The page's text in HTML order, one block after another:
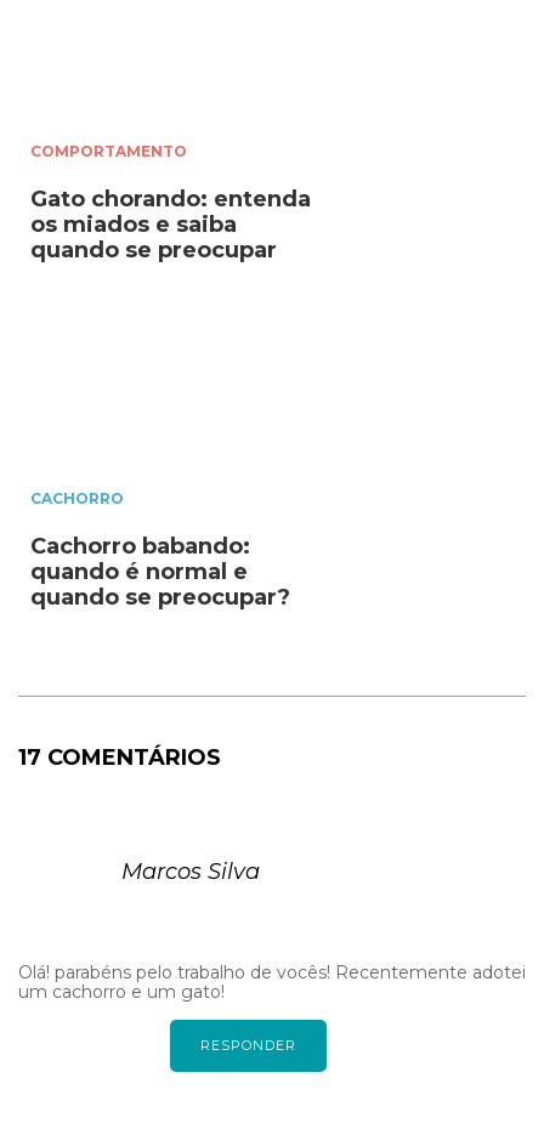
COMPORTAMENTO
Gato chorando: entenda
os miados e saiba
quando se preocupar
CACHORRO
Cachorro babando:
quando é normal e
quando se preocupar?
17 COMENTÁRIOS
Marcos Silva
Olá! parabéns pelo trabalho de vocês! Recentemente adotei
um cachorro e um gato!
RESPONDER